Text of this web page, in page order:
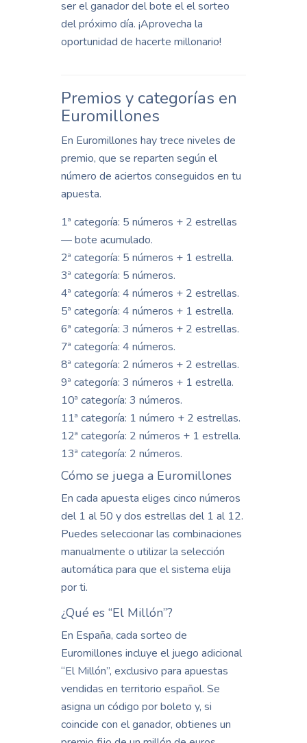
ser el ganador del bote el el sorteo
del próximo día. ¡Aprovecha la
oportunidad de hacerte millonario!
Premios y categorías en
Euromillones
En Euromillones hay trece niveles de
premio, que se reparten según el
número de aciertos conseguidos en tu
apuesta.
1ª categoría: 5 números + 2 estrellas
— bote acumulado.
2ª categoría: 5 números + 1 estrella.
3ª categoría: 5 números.
4ª categoría: 4 números + 2 estrellas.
5ª categoría: 4 números + 1 estrella.
6ª categoría: 3 números + 2 estrellas.
7ª categoría: 4 números.
8ª categoría: 2 números + 2 estrellas.
9ª categoría: 3 números + 1 estrella.
10ª categoría: 3 números.
11ª categoría: 1 número + 2 estrellas.
12ª categoría: 2 números + 1 estrella.
13ª categoría: 2 números.
Cómo se juega a Euromillones
En cada apuesta eliges cinco números
del 1 al 50 y dos estrellas del 1 al 12.
Puedes seleccionar las combinaciones
manualmente o utilizar la selección
automática para que el sistema elija
por ti.
¿Qué es “El Millón”?
En España, cada sorteo de
Euromillones incluye el juego adicional
“El Millón”, exclusivo para apuestas
vendidas en territorio español. Se
asigna un código por boleto y, si
coincide con el ganador, obtienes un